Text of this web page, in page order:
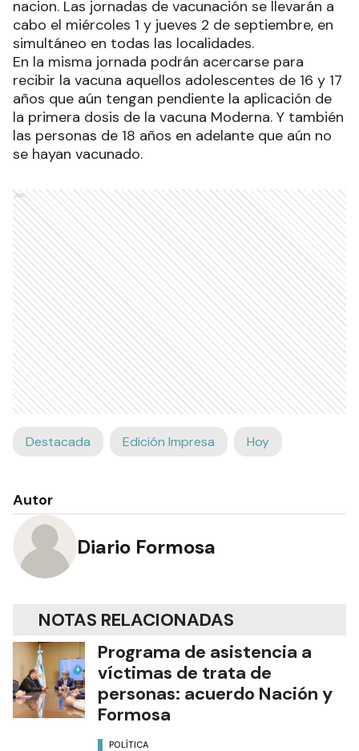
nacion. Las jornadas de vacunación se llevarán a
cabo el miércoles 1 y jueves 2 de septiembre, en
simultáneo en todas las localidades.
En la misma jornada podrán acercarse para
recibir la vacuna aquellos adolescentes de 16 y 17
años que aún tengan pendiente la aplicación de
la primera dosis de la vacuna Moderna. Y también
las personas de 18 años en adelante que aún no
se hayan vacunado.
Ads
Destacada Edición Impresa Hoy
Autor
Diario Formosa
NOTAS RELACIONADAS
Programa de asistencia a
víctimas de trata de
personas: acuerdo Nación y
Formosa
POLÍTICA